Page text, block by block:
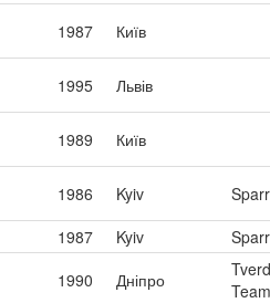
1987 Київ
1995 Львів
1989 Київ
1986 Kyiv
1987 Kyiv
1990 Дніпро
Team